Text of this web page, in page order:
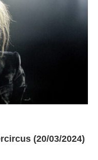
(20/03/2024)